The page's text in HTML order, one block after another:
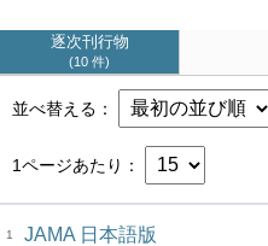
逐次刊行物
10 件
並べ替える
1ページあたり
1 JAMA 日本語版